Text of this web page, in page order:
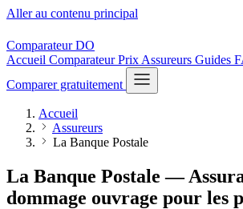
Aller au contenu principal
ComparateurDO
Accueil ComparateurPrix Assureurs Guides
Comparer gratuitement
Accueil
Assureurs
La Banque Postale
La Banque Postale —
dommage ouvrage pour les